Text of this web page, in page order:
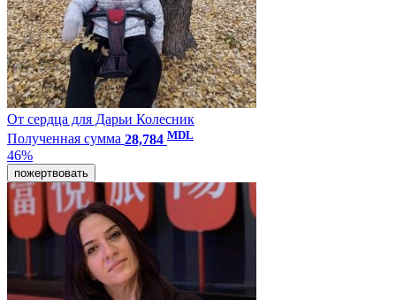
От сердца для Дарьи Колесник
Полученная сумма 28,784 MDL
46%
пожертвовать